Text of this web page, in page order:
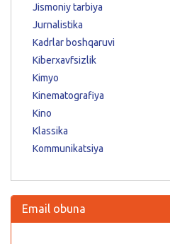
Jismoniy tarbiya
Jurnalistika
Kadrlar boshqaruvi
Kiberxavfsizlik
Kimyo
Kinematografiya
Kino
Klassika
Kommunikatsiya
Email obuna